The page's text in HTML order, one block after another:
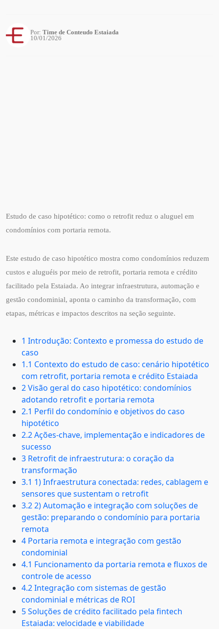
Por: Time de Conteudo Estaiada
10/01/2026
Estudo de caso hipotético: como o retrofit reduz o aluguel em
condomínios com portaria remota.
Este estudo de caso hipotético mostra como condomínios reduzem
custos e aluguéis por meio de retrofit, portaria remota e crédito
facilitado pela Estaiada. Ao integrar infraestrutura, automação e
gestão condominial, aponta o caminho da transformação, com
etapas, métricas e impactos descritos na seção seguinte.
1 Introdução: Contexto e promessa do estudo de
caso
1.1 Contexto do estudo de caso: cenário hipotético
com retrofit, portaria remota e crédito Estaiada
2 Visão geral do caso hipotético: condomínios
adotando retrofit e portaria remota
2.1 Perfil do condomínio e objetivos do caso
hipotético
2.2 Ações-chave, implementação e indicadores de
sucesso
3 Retrofit de infraestrutura: o coração da
transformação
3.1 1) Infraestrutura conectada: redes, cablagem e
sensores que sustentam o retrofit
3.2 2) Automação e integração com soluções de
gestão: preparando o condomínio para portaria
remota
4 Portaria remota e integração com gestão
condominial
4.1 Funcionamento da portaria remota e fluxos de
controle de acesso
4.2 Integração com sistemas de gestão
condominial e métricas de ROI
5 Soluções de crédito facilitado pela fintech
Estaiada: velocidade e viabilidade